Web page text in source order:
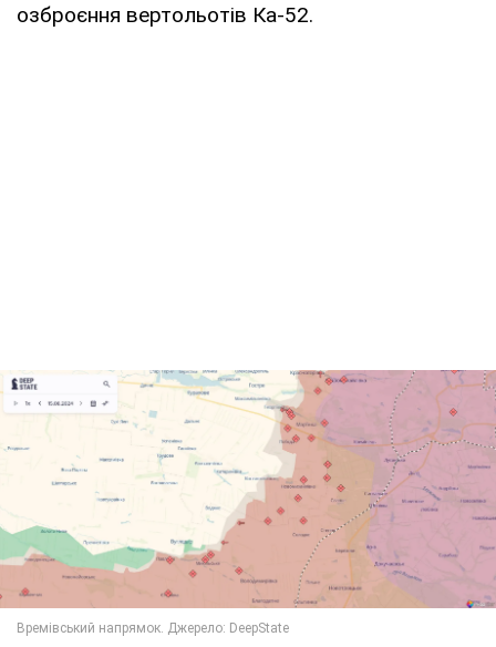
озброєння вертольотів Ка-52.